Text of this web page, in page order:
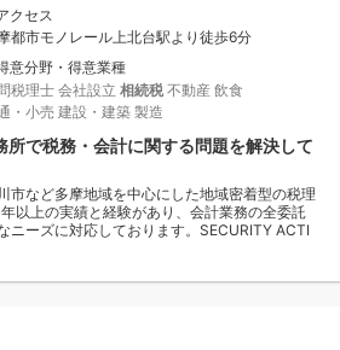
クセス
都市モノレール上北台駅より徒歩6分
意分野・得意業種
税理士 会社設立 相続税 不動産 飲食
・小売 建設・建築 製造
所で税務・会計に関する問題を解決して
市など多摩地域を中心にした地域密着型の税理
以上の実績と経験があり、会計業務の全委託
ニーズに対応しております。SECURITY ACTI